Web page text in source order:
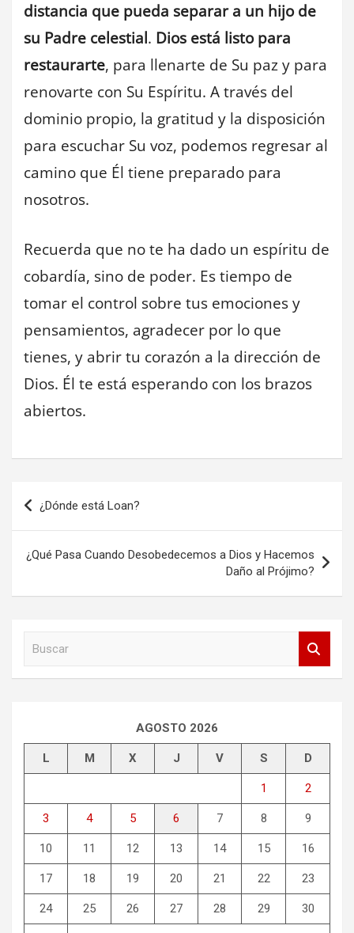
distancia que pueda separar a un hijo de
su Padre celestial. Dios está listo para
restaurarte, para llenarte de Su paz y para
renovarte con Su Espíritu. A través del
dominio propio, la gratitud y la disposición
para escuchar Su voz, podemos regresar al
camino que Él tiene preparado para
nosotros.
Recuerda que no te ha dado un espíritu de
cobardía, sino de poder. Es tiempo de
tomar el control sobre tus emociones y
pensamientos, agradecer por lo que
tienes, y abrir tu corazón a la dirección de
Dios. Él te está esperando con los brazos
abiertos.
Navegación
de
entradas
¿Dónde está Loan?
¿Qué Pasa Cuando Desobedecemos a Dios y Hacemos
Daño al Prójimo?
AGOSTO 2026
L M X J V S D
1 2
3 4 5 6 7 8 9
10 11 12 13 14 15 16
17 18 19 20 21 22 23
24 25 26 27 28 29 30